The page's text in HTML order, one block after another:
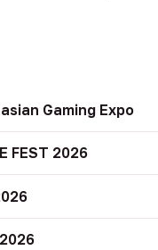
Gaming Expo
FEST 2026